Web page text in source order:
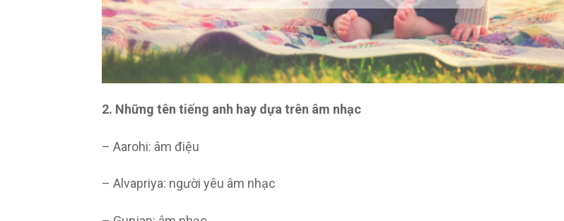
2. Những tên tiếng anh hay dựa trên âm nhạc
– Aarohi: âm điệu
– Alvapriya: người yêu âm nhạc